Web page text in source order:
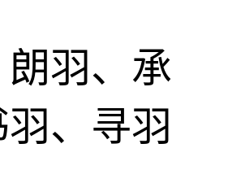
羽、承
、寻羽